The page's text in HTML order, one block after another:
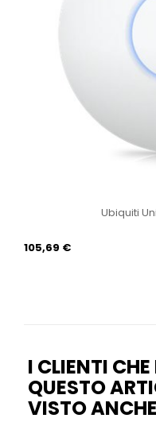
Ubiquiti
105,69 €
I CLIENTI
QUESTO
VISTO ANCHE